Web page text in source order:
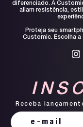
diferenciado. A
aliam resistência,
Proteja seu
Customic. Escolha a
Receba